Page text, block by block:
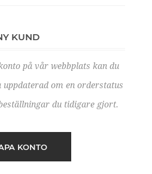
KUND
på vår webbplats kan du
uppdaterad om en orderstatus
du tidigare gjort.
KONTO